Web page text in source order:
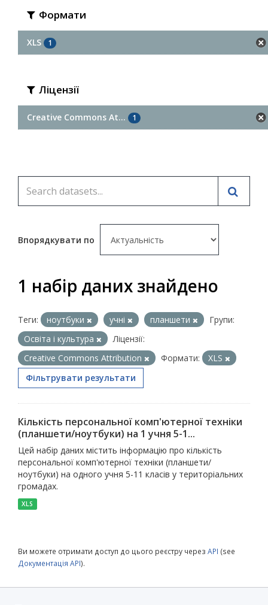
Формати
XLS 1
Ліцензії
Creative Commons At... 1
Впорядкувати по
1 набір даних знайдено
Теги: ноутбуки учні планшети
Групи:
Освіта і культура
Ліцензії:
Creative Commons Attribution
Формати:
XLS
Фільтрувати результати
Кількість персональної комп'ютерної техніки
(планшети/ноутбуки) на 1 учня 5-1...
Цей набір даних містить інформацію про кількість
персональної комп'ютерної техніки (планшети/
ноутбуки) на одного учня 5-11 класів у територіальних
громадах.
XLS
Ви можете отримати доступ до цього реєстру через API (see
Документація API).